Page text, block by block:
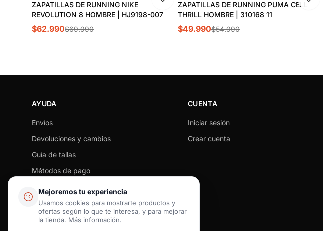
Mejoremos tu experiencia
Usamos cookies para mostrarte productos y
ofertas según lo que te interesa, y para mejorar
la tienda. Más información.
ZAPATILLAS DE RUNNING NIKE
REVOLUTION 8 HOMBRE | HJ9198-007
$62.990$69.990
ZAPATILLAS DE RUNNING PUMA CELL
THRILL HOMBRE | 310168 11
$49.990$54.990
AYUDA
Envíos
Devoluciones y cambios
Guía de tallas
Métodos de pago
Preguntas frecuentes
Contacto
CUENTA
Iniciar sesión
Crear cuenta